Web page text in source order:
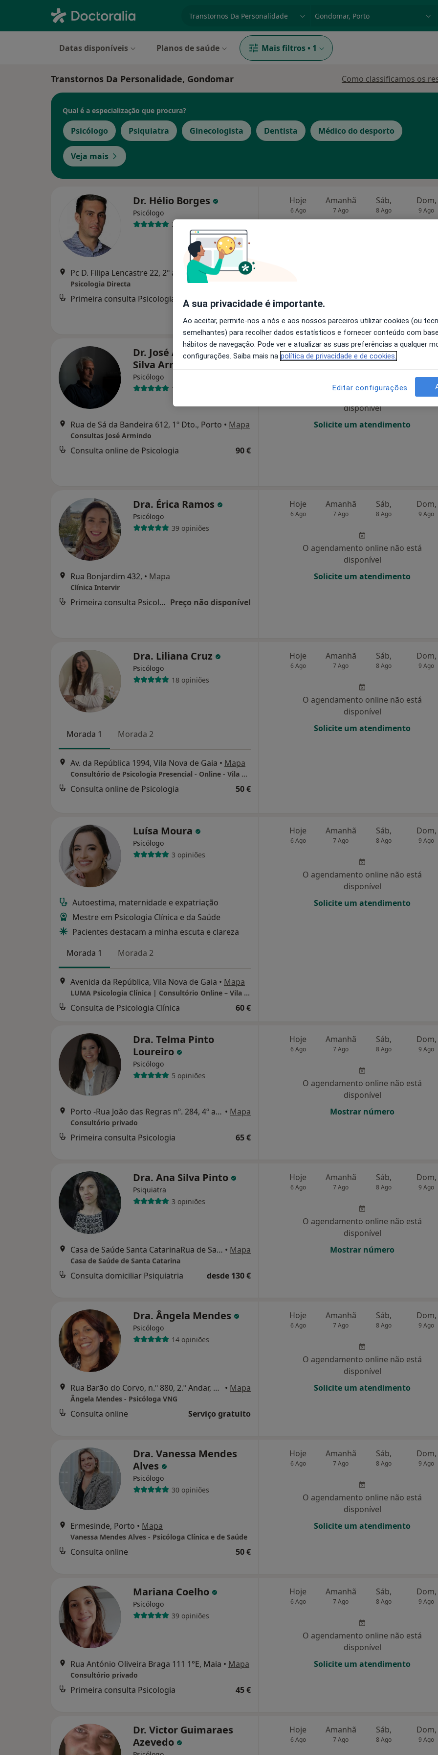
Datas disponíveis Planos de saúde Mais filtros • 1
Transtornos Da Personalidade, Gondomar Como classificamos os
Qual é a especialização que procura?
Psicólogo Psiquiatra Ginecologista Dentista Médico do desporto
Veja mais
Dr. Hélio Borges
Psicólogo
26 opiniões
Pc D. Filipa Lencastre 22, 2º andar - sala 28, Porto•Mapa
Psicologia Directa
Primeira consulta Psicologia 55 €
Hoje
6 Ago
Amanhã
7 Ago
Sáb,
8 Ago
Dom,
9 Ago
Dr. José Armindo da
Silva Armindo
Psicólogo
146 opiniões
Rua de Sá da Bandeira 612, 1º Dto., Porto • Mapa
Consultas José Armindo
Consulta online de Psicologia 90 €
Hoje
6 Ago
Amanhã
7 Ago
Sáb,
8 Ago
O agendamento online não está
disponível
Solicite um atendimento
Dra. Érica Ramos
Psicólogo
39 opiniões
Rua Bonjardim 432, • Mapa
Clínica Intervir
Primeira consulta Psicologia Preço não disponível
Hoje
6 Ago
Amanhã
7 Ago
Sáb,
8 Ago
Dom,
9 Ago
O agendamento online não está
disponível
Solicite um atendimento
Dra. Liliana Cruz
Psicólogo
18 opiniões
Morada 1 Morada 2
Av. da República 1994, Vila Nova de Gaia • Mapa
Consultório de Psicologia Presencial - Online - Vila Nova de Gaia e Porto
Consulta online de Psicologia 50 €
Hoje
6 Ago
Amanhã
7 Ago
Sáb,
8 Ago
Dom,
9 Ago
O agendamento online não está
disponível
Solicite um atendimento
Luísa Moura
Psicólogo
3 opiniões
Autoestima, maternidade e expatriação
Mestre em Psicologia Clínica e da Saúde
Pacientes destacam a minha escuta e clareza
Morada 1
Morada 2
Avenida da República, Vila Nova de Gaia • Mapa
LUMA Psicologia Clínica | Consultório Online – Vila Nova de Gaia
Consulta de Psicologia Clínica 60 €
Hoje
6 Ago
Amanhã
7 Ago
Sáb,
8 Ago
Dom,
9 Ago
O agendamento online não está
disponível
Solicite um atendimento
Dra. Telma Pinto
Loureiro
Psicólogo
5 opiniões
Porto -Rua João das Regras nº. 284, 4º andar, sala 411, Porto • Mapa
Consultório privado
Primeira consulta Psicologia 65 €
Hoje
6 Ago
Amanhã
7 Ago
Sáb,
8 Ago
Dom,
9 Ago
O agendamento online não está
disponível
Mostrar número
Dra. Ana Silva Pinto
Psiquiatra
3 opiniões
Casa de Saúde Santa CatarinaRua de Santa Catarina, 1491, Porto • Mapa
Casa de Saúde de Santa Catarina
Consulta domiciliar Psiquiatria desde 130 €
Hoje
6 Ago
Amanhã
7 Ago
Sáb,
8 Ago
Dom,
9 Ago
O agendamento online não está
disponível
Mostrar número
Dra. Ângela Mendes
Psicólogo
14 opiniões
Rua Barão do Corvo, n.º 880, 2.º Andar, Sala 13, Vila Nova de Gaia • Mapa
Ângela Mendes - Psicóloga VNG
Consulta online Serviço gratuito
Hoje
6 Ago
Amanhã
7 Ago
Sáb,
8 Ago
Dom,
9 Ago
O agendamento online não está
disponível
Solicite um atendimento
Dra. Vanessa Mendes
Alves
Psicólogo
30 opiniões
Ermesinde, Porto • Mapa
Vanessa Mendes Alves - Psicóloga Clínica e de Saúde
Consulta online 50 €
Hoje
6 Ago
Amanhã
7 Ago
Sáb,
8 Ago
Dom,
9 Ago
O agendamento online não está
disponível
Solicite um atendimento
Mariana Coelho
Psicólogo
39 opiniões
Rua António Oliveira Braga 111 1°E, Maia • Mapa
Consultório privado
Primeira consulta Psicologia 45 €
Hoje
6 Ago
Amanhã
7 Ago
Sáb,
8 Ago
Dom,
9 Ago
O agendamento online não está
disponível
Solicite um atendimento
Dr. Victor Guimaraes
Azevedo
Hoje
6 Ago
Amanhã
7 Ago
Sáb,
8 Ago
Dom,
9 Ago
A sua privacidade é importante.
Ao aceitar, permite-nos a nós e aos nossos parceiros utilizar cookies (ou
semelhantes) para recolher dados estatísticos e fornecer conteúdo com
hábitos de navegação. Pode ver e atualizar as suas preferências a qualquer
configurações. Saiba mais na política de privacidade e de cookies.
Editar configurações